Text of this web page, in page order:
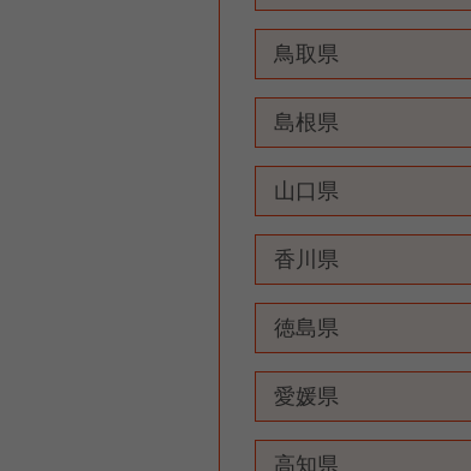
鳥取県
島根県
山口県
香川県
徳島県
愛媛県
高知県